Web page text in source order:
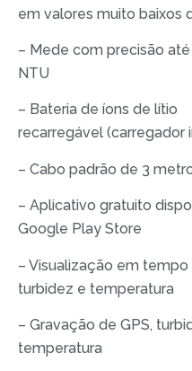
em valores muito baixos
– Mede com precisão
NTU
– Bateria de íons de lítio
recarregável (carregador
– Cabo padrão de 3
– Aplicativo gratuito
Google Play Store
– Visualização em tempo
turbidez e temperatura
– Gravação de GPS,
temperatura